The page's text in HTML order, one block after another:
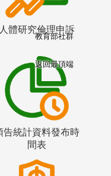
人體研究倫理申訴
告統計資料發布時
間表
教育部社群
返回最頂端